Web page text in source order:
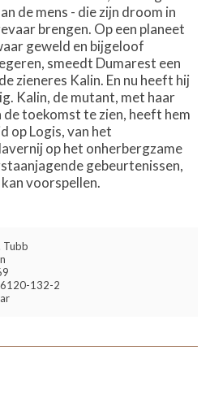
de mens - die zijn droom in
brengen. Op een planeet
geweld en bijgeloof
smeedt Dumarest een
zieneres Kalin. En nu heeft hij
Kalin, de mutant, met haar
toekomst te zien, heeft hem
op Logis, van het
op het onherbergzame
gebeurtenissen,
voorspellen.
Tubb
132-2